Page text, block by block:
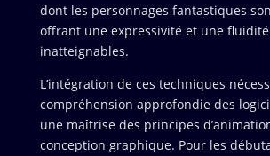
dont les personnages fantastiques
offrant une expressivité et une
inatteignables.
L’intégration de ces techniques
compréhension approfondie des
une maîtrise des principes
conception graphique. Pour les